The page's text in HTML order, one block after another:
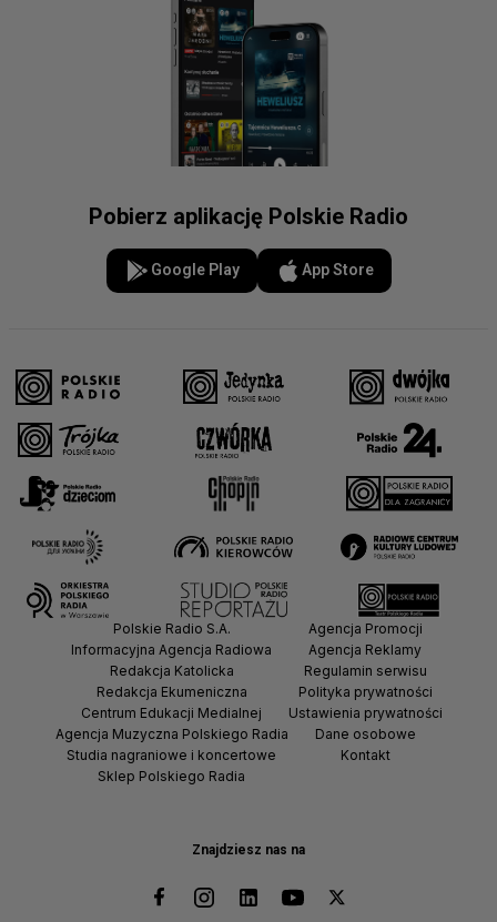
Pobierz aplikację Polskie Radio
Google Play App Store
Znajdziesz nas na
Polskie Radio S.A.
Informacyjna Agencja Radiowa
Redakcja Katolicka
Redakcja Ekumeniczna
Centrum Edukacji Medialnej
Agencja Muzyczna Polskiego Radia
Studia nagraniowe i koncertowe
Sklep Polskiego Radia
Agencja Promocji
Agencja Reklamy
Regulamin serwisu
Polityka prywatności
Ustawienia prywatności
Dane osobowe
Kontakt